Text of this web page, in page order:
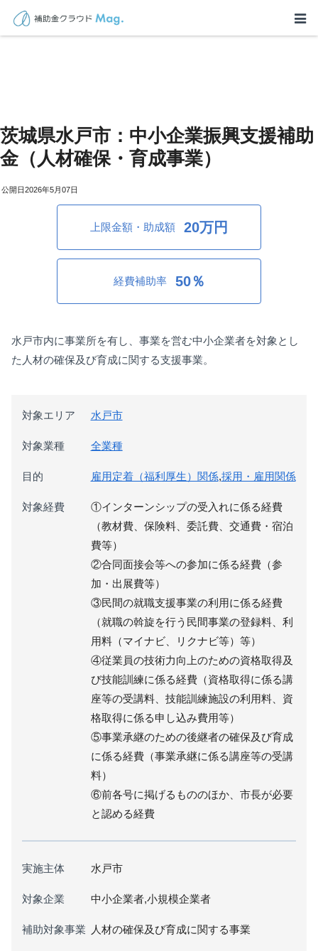
茨城県水戸市：中小企業振興支援補助
金（人材確保・育成事業）
2026年5月07日
上限金額・助成額 20万円
経費補助率 50％
水戸市内に事業所を有し、事業を営む中小企業者を対象とし
た人材の確保及び育成に関する支援事業。
対象エリア 水戸市
対象業種 全業種
目的 雇用定着（福利厚生）関係,採用・雇用関係
対象経費
①インターンシップの受入れに係る経費
（教材費、保険料、委託費、交通費・宿泊
費等）
②合同面接会等への参加に係る経費（参
加・出展費等）
③民間の就職支援事業の利用に係る経費
（就職の斡旋を行う民間事業の登録料、利
用料（マイナビ、リクナビ等）等）
④従業員の技術力向上のための資格取得及
び技能訓練に係る経費（資格取得に係る講
座等の受講料、技能訓練施設の利用料、資
格取得に係る申し込み費用等）
⑤事業承継のための後継者の確保及び育成
に係る経費（事業承継に係る講座等の受講
料）
⑥前各号に掲げるもののほか、市長が必要
と認める経費
実施主体 水戸市
対象企業 中小企業者,小規模企業者
補助対象事業 人材の確保及び育成に関する事業